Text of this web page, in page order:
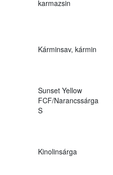
karmazsin
Kárminsav, kármin
Sunset Yellow
FCF/Narancssárga
S
Kinolinsárga